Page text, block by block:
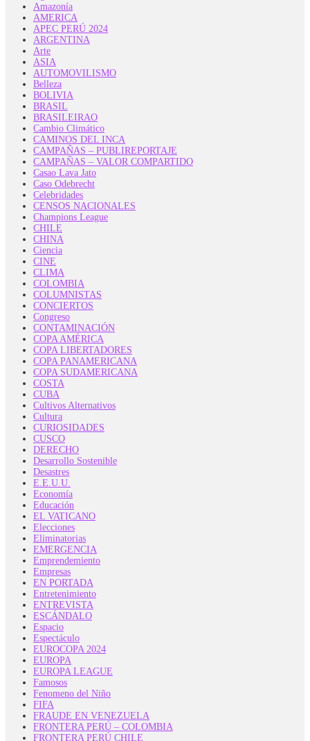
Amazonía
AMERICA
APEC PERÚ 2024
ARGENTINA
Arte
ASIA
AUTOMOVILISMO
Belleza
BOLIVIA
BRASIL
BRASILEIRAO
Cambio Climático
CAMINOS DEL INCA
CAMPAÑAS – PUBLIREPORTAJE
CAMPAÑAS – VALOR COMPARTIDO
Casao Lava Jato
Caso Odebrecht
Celebridades
CENSOS NACIONALES
Champions League
CHILE
CHINA
Ciencia
CINE
CLIMA
COLOMBIA
COLUMNISTAS
CONCIERTOS
Congreso
CONTAMINACIÓN
COPA AMÉRICA
COPA LIBERTADORES
COPA PANAMERICANA
COPA SUDAMERICANA
COSTA
CUBA
Cultivos Alternativos
Cultura
CURIOSIDADES
CUSCO
DERECHO
Desarrollo Sostenible
Desastres
E.E.U.U.
Economía
Educación
EL VATICANO
Elecciones
Eliminatorias
EMERGENCIA
Emprendemiento
Empresas
EN PORTADA
Entretenimiento
ENTREVISTA
ESCÁNDALO
Espacio
Espectáculo
EUROCOPA 2024
EUROPA
EUROPA LEAGUE
Famosos
Fenomeno del Niño
FIFA
FRAUDE EN VENEZUELA
FRONTERA PERÚ – COLOMBIA
FRONTERA PERÚ CHILE